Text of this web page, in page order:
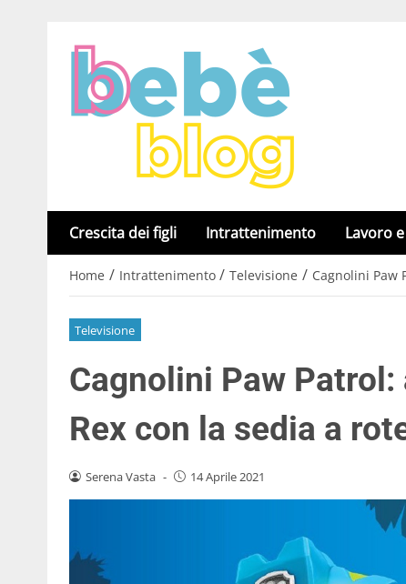
Crescita dei figli Intrattenimento Lavoro
Home / Intrattenimento / Televisione / Cagnolini Paw
Televisione
Cagnolini Paw
Rex con la sedia a
Serena Vasta - 14 Aprile 2021